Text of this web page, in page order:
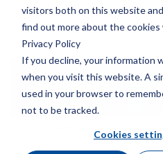
visitors both on this website
find out more about the cookies
Privacy Policy
If you decline, your information
when you visit this website. A
used in your browser to
not to be tracked.
Cookies
Inicio / Biblioteca /Información
deriva (un giro para mejorar)